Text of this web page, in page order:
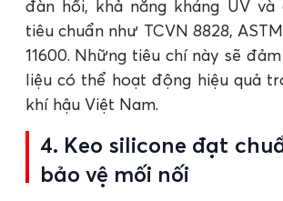
đàn hồi, khả năng kháng UV
tiêu chuẩn như TCVN 8828,
11600. Những tiêu chí này sẽ
liệu có thể hoạt động hiệu quả
khí hậu Việt Nam.
4. Keo silicone đạt
bảo vệ mối nối